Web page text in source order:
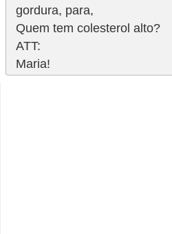
gordura, para,
Quem tem colesterol alto?
ATT:
Maria!